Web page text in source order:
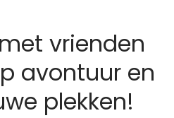
vrienden
avontuur en
plekken!